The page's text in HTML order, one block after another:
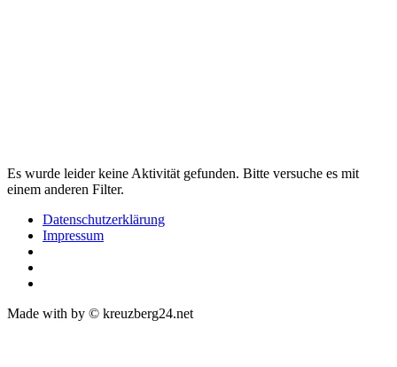
Es wurde leider keine Aktivität gefunden. Bitte versuche es mit
einem anderen Filter.
Datenschutzerklärung
Impressum
Made with by © kreuzberg24.net